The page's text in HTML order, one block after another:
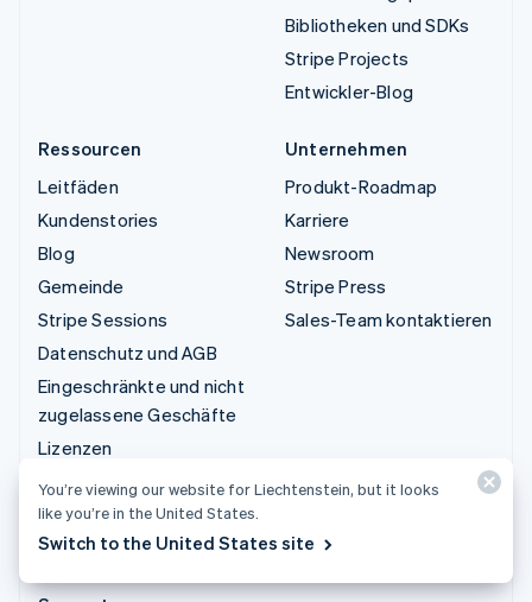
Bibliotheken und SDKs
Stripe Projects
Entwickler-Blog
Ressourcen
Leitfäden
Kundenstories
Blog
Gemeinde
Stripe Sessions
Datenschutz und AGB
Eingeschränkte und nicht
zugelassene Geschäfte
Lizenzen
Sitemap
Cookie-Einstellungen
Weitere Ressourcen
Unternehmen
Produkt-Roadmap
Karriere
Newsroom
Stripe Press
Sales-Team kontaktieren
You’re viewing our website for Liechtenstein, but it looks
like you’re in the United States.
Switch to the United States site